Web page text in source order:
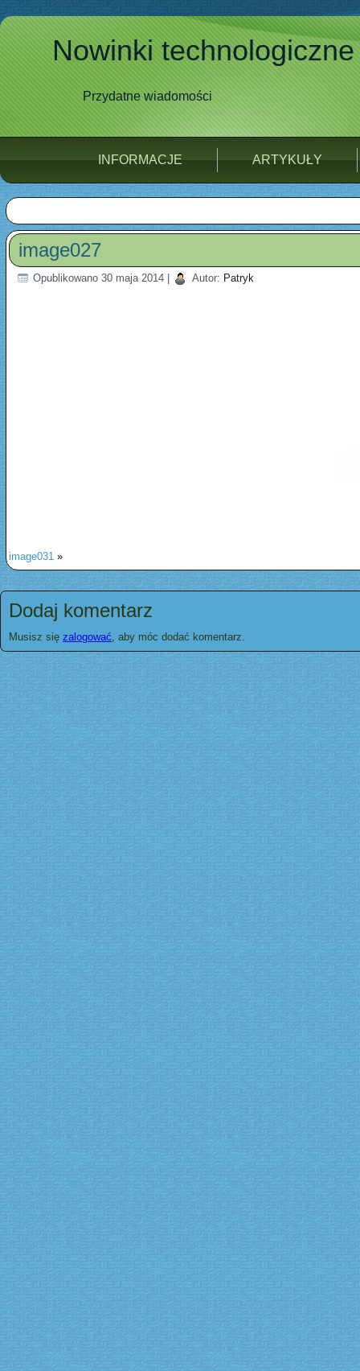
Nowinki technologiczne
Przydatne wiadomości
INFORMACJE ARTYKUŁY
image027
Opublikowano 30 maja 2014 Autor: Patryk
image031 »
Dodaj komentarz
Musisz się zalogować, aby móc dodać komentarz.